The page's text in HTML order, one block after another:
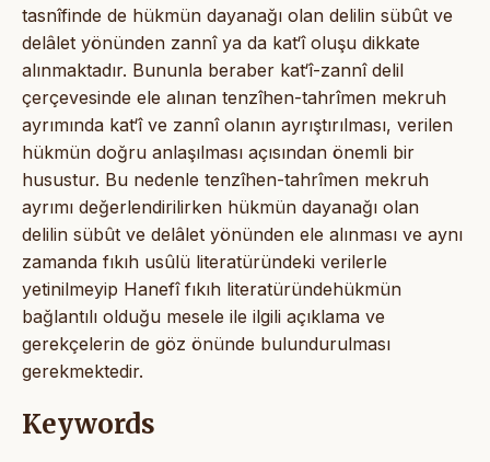
tasnîfinde de hükmün dayanağı olan delilin sübût ve
delâlet yönünden zannî ya da kat‘î oluşu dikkate
alınmaktadır. Bununla beraber kat‘î-zannî delil
çerçevesinde ele alınan tenzîhen-tahrîmen mekruh
ayrımında kat‘î ve zannî olanın ayrıştırılması, verilen
hükmün doğru anlaşılması açısından önemli bir
husustur. Bu nedenle tenzîhen-tahrîmen mekruh
ayrımı değerlendirilirken hükmün dayanağı olan
delilin sübût ve delâlet yönünden ele alınması ve aynı
zamanda fıkıh usûlü literatüründeki verilerle
yetinilmeyip Hanefî fıkıh literatüründehükmün
bağlantılı olduğu mesele ile ilgili açıklama ve
gerekçelerin de göz önünde bulundurulması
gerekmektedir.
Keywords